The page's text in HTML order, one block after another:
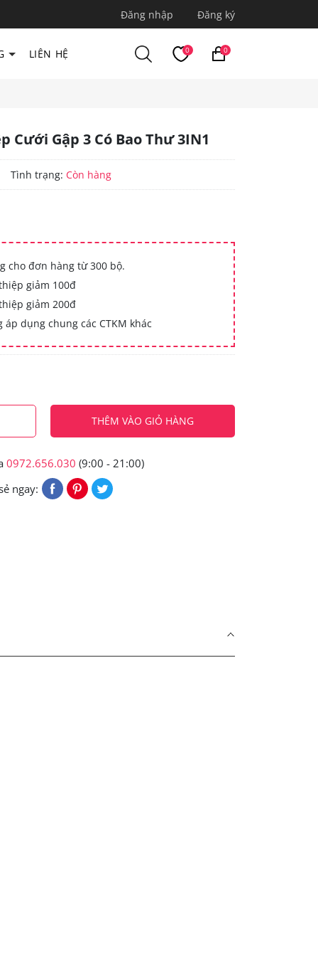
Đăng nhập Đăng ký
LIÊN HỆ 0 0
Cưới Gập 3 Có Bao Thư 3IN1
Tình trạng: Còn hàng
cho đơn hàng từ 300 bộ.
giảm 100đ
giảm 200đ
dụng chung các CTKM khác
THÊM VÀO GIỎ HÀNG
0972.656.030 (9:00 - 21:00)
ngay: